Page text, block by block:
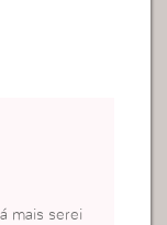
nosso son
e escrev
mais serei